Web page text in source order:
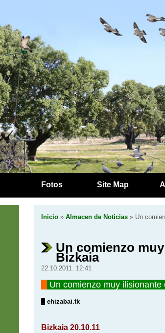
Fotos Site Map
Inicio» Almacen de Noticias» Un
Un comienzo
Bizkaia
22.10.2011. 12:41
Un comienzo muy
.. ehizabai.tk
Bizkaia20.10.11